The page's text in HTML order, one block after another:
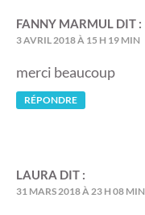
FANNY MARMUL DIT :
3 AVRIL 2018 À 15 H 19 MIN
merci beaucoup
RÉPONDRE
LAURA DIT :
31 MARS 2018 À 23 H 08 MIN